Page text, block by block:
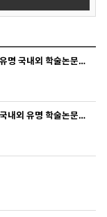
2021년 11월 글로벌 바이오화장품학전공 학생들의 유명 국내외 학술논문발표회 실적
2021년 11월 글로벌 바이오화장품학전공 학생들의 국내외 유명 학술논문발표 실적